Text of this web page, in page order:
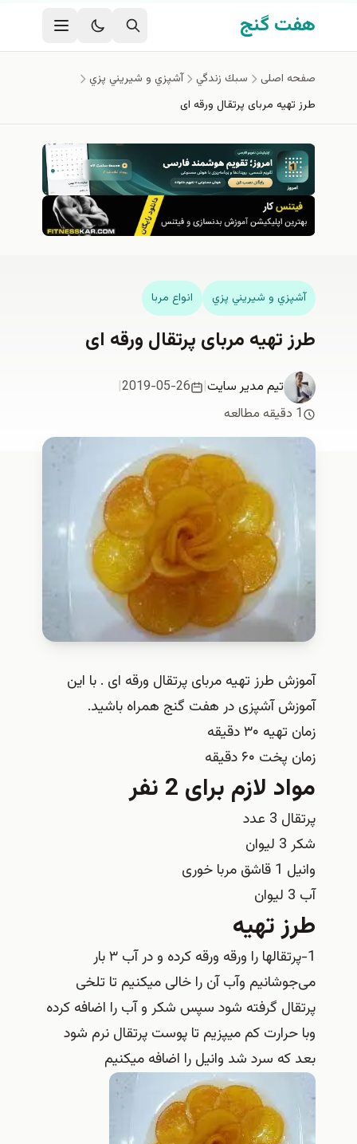
رفتن به محتوای اصلی
هفت گنج
صفحه اصلی سبك زندگي
آشپزي و شيريني پزي
طرز تهیه مربای پرتقال ورقه ای
آشپزي و شيريني پزي انواع مربا
طرز تهیه مربای پرتقال ورقه ای
تیم مدیر سایت|
2019-05-26
|
1 دقیقه مطالعه
آموزش طرز تهیه مربای پرتقال ورقه ای . با این
آموزش آشپزی در هفت گنج همراه باشید.
زمان تهیه ۳۰ دقیقه
زمان پخت ۶۰ دقیقه
مواد لازم برای 2 نفر
پرتقال 3 عدد
شکر 3 لیوان
وانیل‏ 1 قاشق مربا خوری
آب 3 لیوان
طرز تهیه
1-پرتقالها را ورقه ورقه کرده و در آب ۳ بار
می‌جوشانیم وآب آن را خالی میکنیم تا تلخی
پرتقال گرفته شود سپس شکر و آب را اضافه کرده
وبا حرارت کم میپزیم تا پوست پرتقال نرم شود
بعد که سرد شد وانیل را اضافه میکنیم